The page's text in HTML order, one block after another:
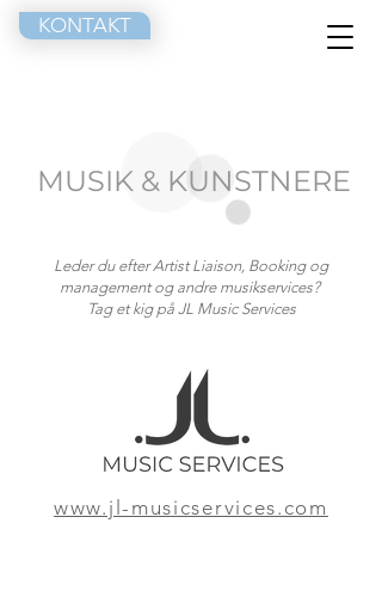
KONTAKT
MUSIK & KUNSTNERE
Leder du efter Artist Liaison, Booking og
management og andre musikservices?
Tag et kig på JL Music Services
www.jl-musicservices.com